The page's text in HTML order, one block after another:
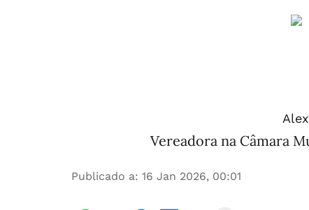
Vereadora na Câmara
Publicado a: 16 Jan 2026, 00:01